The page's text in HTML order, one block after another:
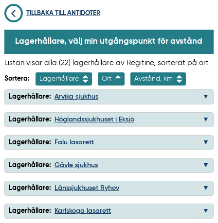
TILLBAKA TILL ANTIDOTER
Lagerhållare, välj min utgångspunkt för avstånd
Listan visar alla (22) lagerhållare av Regitine, sorterat på ort
Sortera: Lagerhållare Ort Avstånd, km
Lagerhållare: Arvika sjukhus
Lagerhållare: Höglandssjukhuset i Eksjö
Lagerhållare: Falu lasarett
Lagerhållare: Gävle sjukhus
Lagerhållare: Länssjukhuset Ryhov
Lagerhållare: Karlskoga lasarett